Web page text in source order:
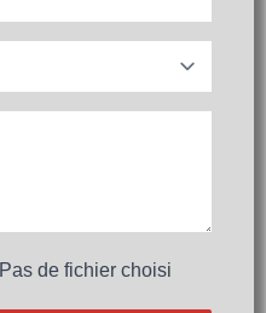
Pas de fichier choisi